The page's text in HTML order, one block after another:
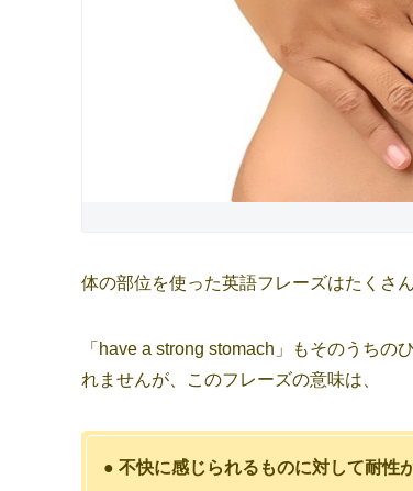
体の部位を使った英語フレーズはたくさん
「have a strong stomach」もそのうち
れませんが、このフレーズの意味は、
● 不快に感じられるものに対して耐性